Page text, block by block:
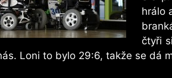
hrálo
čtyři
Loni to bylo 29:6, takže se dá